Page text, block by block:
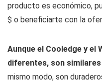
producto es económico,
$ o beneficiarte con la
Aunque el Cooledge y el
diferentes, son
mismo modo, son